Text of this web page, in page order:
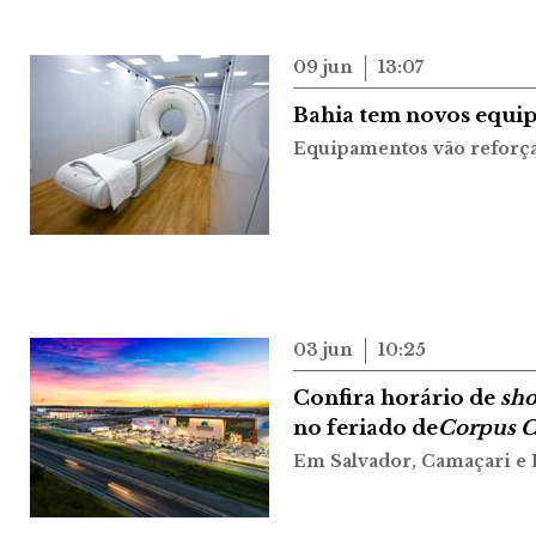
09 jun 13:07
Bahia tem novos
Equipamentos vão
03 jun 10:25
Confira horário de
no feriado deCorpus
Em Salvador, Camaçari e